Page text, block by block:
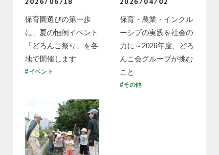
保育園選びの第一歩
に、夏の恒例イベント
「どろんこ祭り」を各
地で開催します
#イベント
保育・農業・インクル
ーシブの実践を社会の
力に～2026年度、どろ
んこ会グループが挑む
こと
#その他